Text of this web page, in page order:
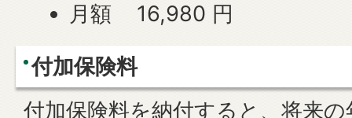
月額 16,980 円
付加保険料
付加保険料を納付すると、将来